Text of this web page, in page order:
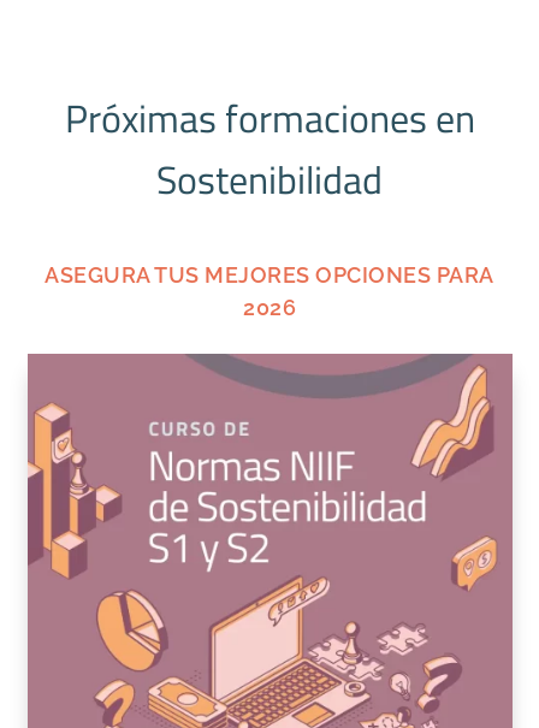
Próximas formaciones en
Sostenibilidad
ASEGURA TUS MEJORES OPCIONES PARA
2026